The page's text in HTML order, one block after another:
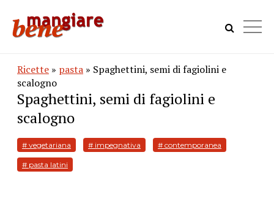
Ricette » pasta » Spaghettini, semi di fagiolini e
scalogno
Spaghettini, semi di fagiolini e
scalogno
# vegetariana # impegnativa # contemporanea
# pasta latini